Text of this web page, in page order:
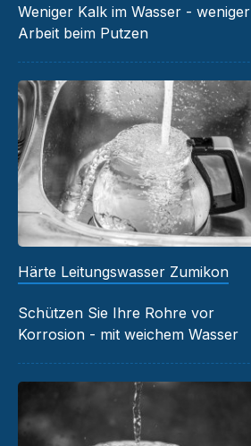
Weniger Kalk im Wasser - weniger
Arbeit beim Putzen
Härte Leitungswasser Zumikon
Schützen Sie Ihre Rohre vor
Korrosion - mit weichem Wasser